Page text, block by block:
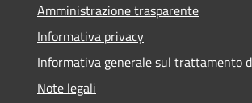
Amministrazione trasparente
Informativa privacy
Informativa generale sul trattamento
Note legali